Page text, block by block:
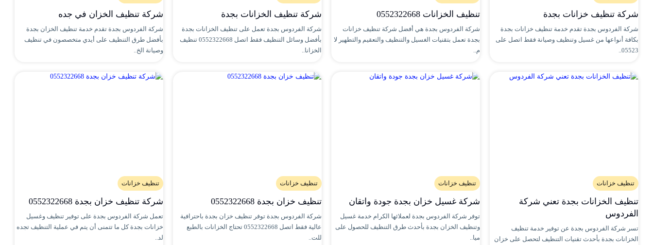
شركة تنظيف خزانات بجدة
شركة الفردوس بجدة تقدم خدمة تنظيف خزانات بجدة
بكافة أنواعها من غسيل وتنظيف وصيانة فقط اتصل على
05523..
تنظيف الخزانات 0552322668
شركة الفردوس بجدة هي أفضل شركة تنظيف خزانات
بجدة تعمل بتقنيات الغسيل والتنظيف والتعقيم والتطهير لا
م..
شركة تنظيف الخزانات بجدة
شركة الفردوس بجدة تعمل على تنظيف الخزانات بجدة
بأفضل وسائل التنظيف فقط اتصل 0552322668 تنظيف
الخزانا..
شركة تنظيف الخزان في جده
شركة الفردوس بجدة تقدم خدمة تنظيف الخزان بجدة
بأفضل طرق التنظيف على أيدي متخصصون في تنظيف
وصيانة الخ..
تنظيف خزانات
تنظيف الخزانات بجدة تعني شركة
الفردوس
تسر شركة الفردوس بجدة عن توفير خدمة تنظيف
الخزانات بجدة بأحدث تقنيات التنظيف لتحصل على خزان
تنظيف خزانات
شركة غسيل خزان بجدة جودة واتقان
توفر شركة الفردوس بجدة لعملائها الكرام خدمة غسيل
وتنظيف الخزان بجدة بأحدث طرق التنظيف للحصول على
ميا..
تنظيف خزانات
تنظيف خزان بجدة 0552322668
شركة الفردوس بجدة توفر تنظيف خزان بجدة باحترافية
عالية فقط اتصل 0552322668 تحتاج الخزانات بالطبع
للت..
تنظيف خزانات
شركة تنظيف خزان بجدة 0552322668
تعمل شركة الفردوس بجدة على توفير تنظيف وغسيل
خزانات بجدة كل ما تتمنى أن يتم في عملية التنظيف تجده
لد..